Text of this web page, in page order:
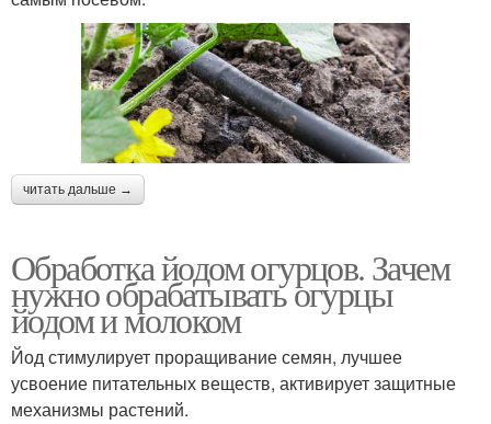
читать дальше →
Обработка йодом огурцов. Зачем
нужно обрабатывать огурцы
йодом и молоком
Йод стимулирует проращивание семян, лучшее
усвоение питательных веществ, активирует защитные
механизмы растений.